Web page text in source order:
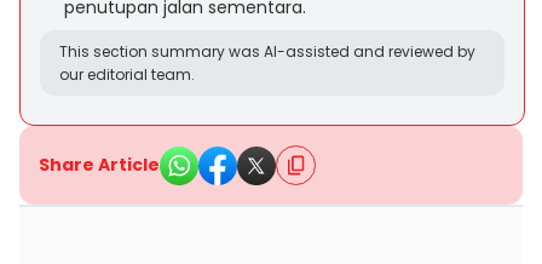
penutupan jalan sementara.
This section summary was AI-assisted and reviewed by
our editorial team.
Share Article